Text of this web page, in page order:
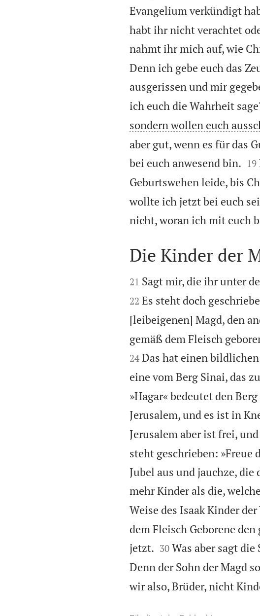
Evangelium verkündigt
habt ihr nicht verachtet
nahmt ihr mich auf, wie
Denn ich gebe euch das
ausgerissen und mir
ich euch die Wahrheit
sondern wollen euch
aber gut, wenn es für das
bei euch anwesend bin.
19
Geburtswehen leide, bis
wollte ich jetzt bei euch
nicht, woran ich mit euch

Die Kinder der

21 Sagt mir, die ihr unter
22 Es steht doch
[leibeigenen] Magd, den
gemäß dem Fleisch
24 Das hat einen
eine vom Berg Sinai, das
»Hagar« bedeutet den
Jerusalem, und es ist in
Jerusalem aber ist frei,
steht geschrieben:
Jubel aus und jauchze,
mehr Kinder als die,
Weise des Isaak Kinder
dem Fleisch Geborene
jetzt.
30 Was aber sagt
Denn der Sohn der Magd
wir also, Brüder, nicht